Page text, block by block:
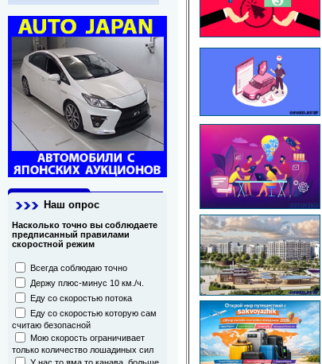
Наш опрос
Насколько точно вы соблюдаете
предписанный правилами
скоростной режим
Всегда соблюдаю точно
Держу плюс-минус 10 км./ч.
Еду со скоростью потока
Еду со скоростью которую сам
считаю безопасной
Мою скорость ограничивает
только количество лошадиных сил
У нас то яма то канава, больше